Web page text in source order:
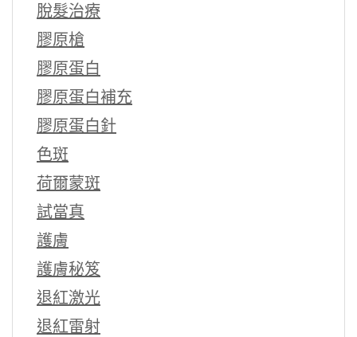
脫髮治療
膠原槍
膠原蛋白
膠原蛋白補充
膠原蛋白針
色斑
荷爾蒙斑
試當真
護膚
護膚秘笈
退紅激光
退紅雷射